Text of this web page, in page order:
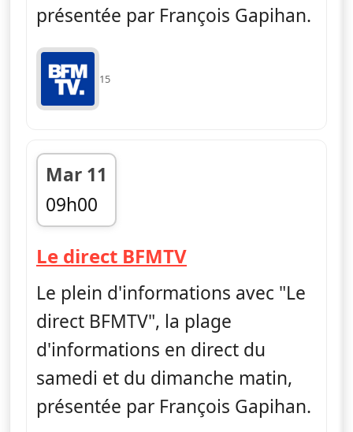
présentée par François Gapihan.
15
Mar 11
09h00
fin 12h00
Le direct BFMTV— Le direct
Le plein d'informations avec "Le
direct BFMTV", la plage
d'informations en direct du
samedi et du dimanche matin,
présentée par François Gapihan.